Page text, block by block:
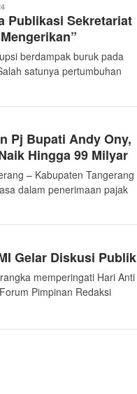
Publikasi Sekretariat
berdampak buruk pada
satunya pertumbuhan
Pj Bupati Andy Ony,
Hingga 99 Milyar
– Kabupaten Tangerang
dalam penerimaan pajak
Gelar Diskusi Publik
memperingati Hari Anti
Pimpinan Redaksi